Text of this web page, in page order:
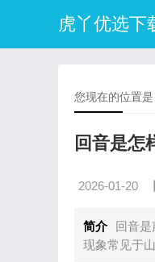
虎丫优选下
您现在的位置是
回音是怎
2026-01-20
简介
回音
现象常见于